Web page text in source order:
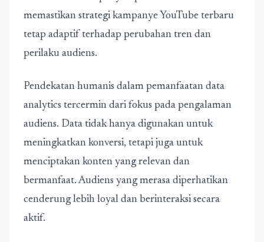
memastikan strategi kampanye YouTube terbaru
tetap adaptif terhadap perubahan tren dan
perilaku audiens.
Pendekatan humanis dalam pemanfaatan data
analytics tercermin dari fokus pada pengalaman
audiens. Data tidak hanya digunakan untuk
meningkatkan konversi, tetapi juga untuk
menciptakan konten yang relevan dan
bermanfaat. Audiens yang merasa diperhatikan
cenderung lebih loyal dan berinteraksi secara
aktif.